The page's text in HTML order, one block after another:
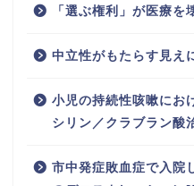
「選ぶ権利」が医療を
中立性がもたらす見え
小児の持続性咳嗽にお
シリン／クラブラン酸
市中発症敗血症で入院